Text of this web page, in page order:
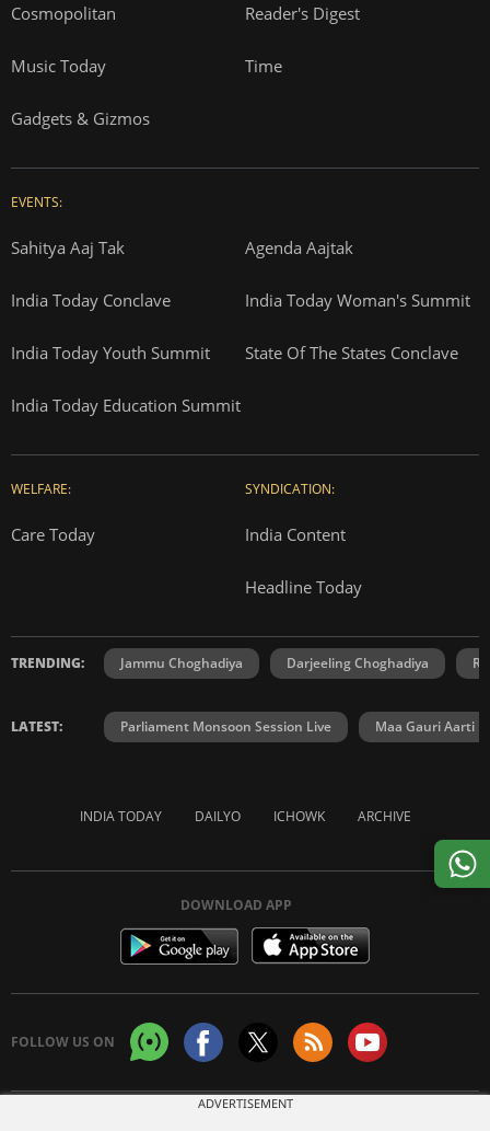
Cosmopolitan Reader's Digest
Music Today Time
Gadgets & Gizmos
EVENTS:
Sahitya Aaj Tak Agenda Aajtak
India Today Conclave India Today Woman's Summit
India Today Youth Summit State Of The States Conclave
India Today Education Summit
WELFARE:
Care Today
SYNDICATION:
India Content
Headline Today
TRENDING: Jammu Choghadiya Darjeeling Choghadiya
LATEST: Parliament Monsoon Session Live Maa Gauri Aarti
INDIA TODAY DAILYO ICHOWK ARCHIVE
DOWNLOAD APP
FOLLOW US ON
ADVERTISEMENT